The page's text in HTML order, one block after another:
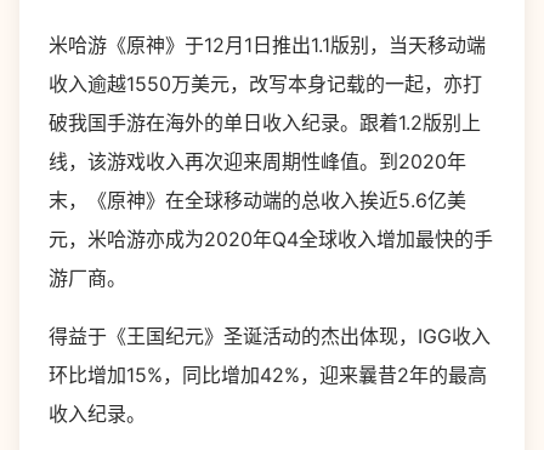
米哈游《原神》于12月1日推出1.1版别，当天移动端
收入逾越1550万美元，改写本身记载的一起，亦打
破我国手游在海外的单日收入纪录。跟着1.2版别上
线，该游戏收入再次迎来周期性峰值。到2020年
末，《原神》在全球移动端的总收入挨近5.6亿美
元，米哈游亦成为2020年Q4全球收入增加最快的手
游厂商。
得益于《王国纪元》圣诞活动的杰出体现，IGG收入
环比增加15%，同比增加42%，迎来曩昔2年的最高
收入纪录。